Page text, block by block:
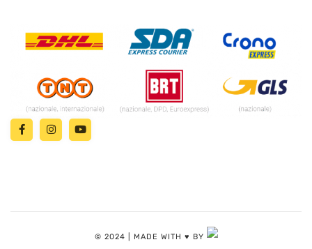
© 2024 | MADE WITH ♥️ BY